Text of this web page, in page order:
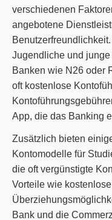
verschiedenen
angebotene
Jugendliche und
Banken wie N26 oder
oft kostenlose
App, die das Banking
Zusätzlich bieten
Kontomodelle für
die oft vergünstigte
Vorteile wie
Bank und die